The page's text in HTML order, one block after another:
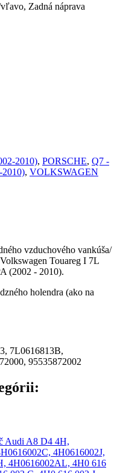
Zadná náprava
2010), PORSCHE, Q7 -
2010), VOLKSWAGEN
vzduchového vankúša/
Touareg I 7L
(2002 - 2010).
holendra (ako na
7L0616813B,
95535872002